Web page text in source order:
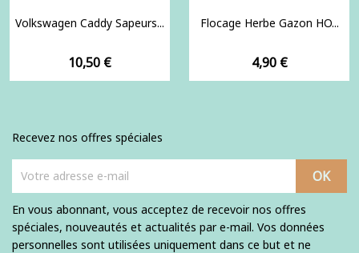
Volkswagen Caddy Sapeurs...
Prix
10,50 €
Flocage Herbe Gazon HO...
Prix
4,90 €
Recevez nos offres spéciales
En vous abonnant, vous acceptez de recevoir nos offres
spéciales, nouveautés et actualités par e-mail. Vos données
personnelles sont utilisées uniquement dans ce but et ne